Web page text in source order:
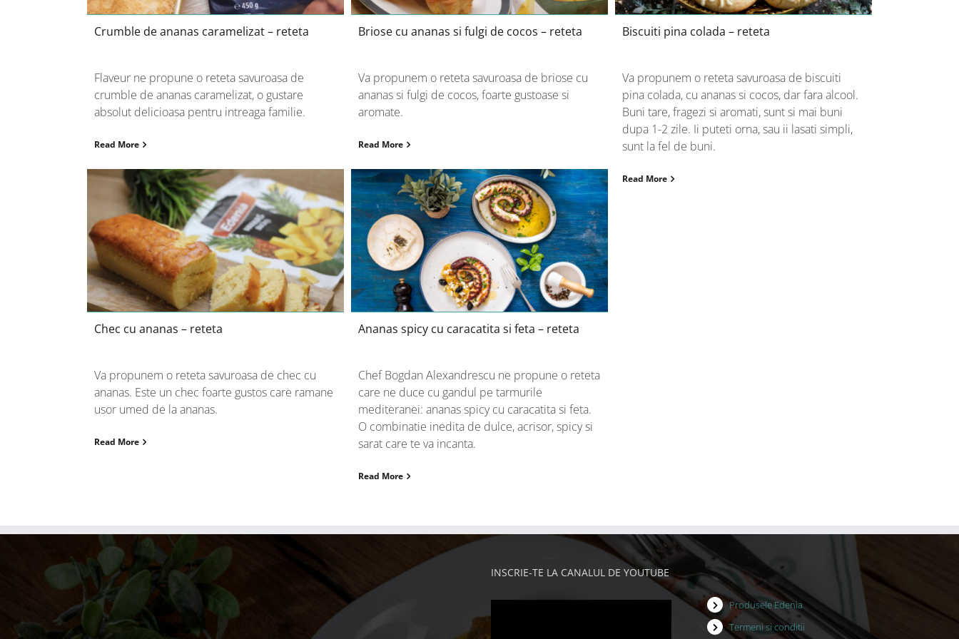
Crumble de ananas caramelizat – reteta
Flaveur ne propune o reteta savuroasa de
crumble de ananas caramelizat, o gustare
absolut delicioasa pentru intreaga familie.
Read More
Briose cu ananas si fulgi de cocos – reteta
Va propunem o reteta savuroasa de briose cu
ananas si fulgi de cocos, foarte gustoase si
aromate.
Read More
Biscuiti pina colada – reteta
Va propunem o reteta savuroasa de biscuiti
pina colada, cu ananas si cocos, dar fara alcool.
Buni tare, fragezi si aromati, sunt si mai buni
dupa 1-2 zile. Ii puteti orna, sau ii lasati simpli,
sunt la fel de buni.
Read More
Chec cu ananas – reteta
Chec cu ananas – reteta
Va propunem o reteta savuroasa de chec cu
ananas. Este un chec foarte gustos care ramane
usor umed de la ananas.
Read More
Ananas spicy cu caracatita si feta –
reteta
Ananas spicy cu caracatita si feta – reteta
Chef Bogdan Alexandrescu ne propune o reteta
care ne duce cu gandul pe tarmurile
mediteranei: ananas spicy cu caracatita si feta.
O combinatie inedita de dulce, acrisor, spicy si
sarat care te va incanta.
Read More
INSCRIE-TE LA CANALUL DE YOUTUBE
Produsele Edenia
Termeni si conditii